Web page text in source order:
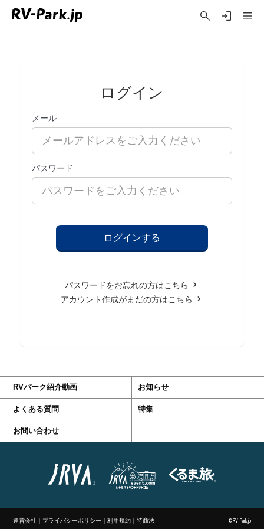
ログイン
メール
パスワード
パスワードをお忘れの方はこちら
アカウント作成がまだの方はこちら
RVパーク紹介動画 お知らせ
よくある質問 特集
お問い合わせ
運営会社 ｜ プライバシーポリシー ｜利用規約 ｜特商法 ©RV-Park.jp